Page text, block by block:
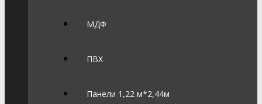
МДФ
ПВХ
Панели 1,22 м*2,44м